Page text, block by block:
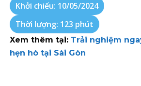
Khởi chiếu: 10/05/2024
Thời lượng: 123 phút
Xem thêm tại: Trải nghiệm
hẹn hò tại Sài Gòn